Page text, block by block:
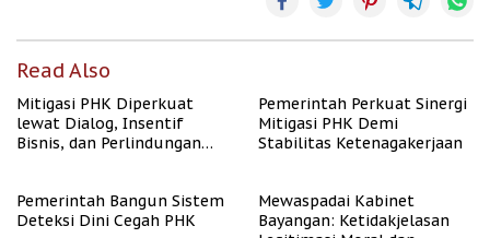
Read Also
Mitigasi PHK Diperkuat
lewat Dialog, Insentif
Bisnis, dan Perlindungan
Pemerintah Perkuat Sinergi
Mitigasi PHK Demi
Stabilitas Ketenagakerjaan
Pemerintah Bangun Sistem
Deteksi Dini Cegah PHK
Mewaspadai Kabinet
Bayangan: Ketidakjelasan